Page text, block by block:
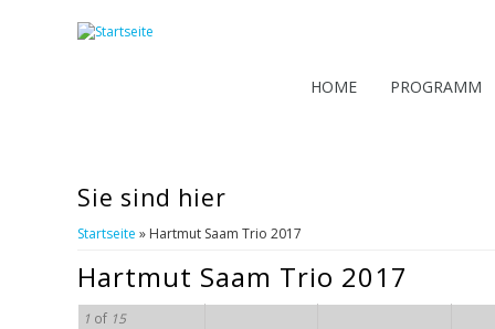
HOME PROGRAMM
Sie sind hier
Startseite » Hartmut Saam Trio 2017
Hartmut Saam Trio 2017
1 of 15